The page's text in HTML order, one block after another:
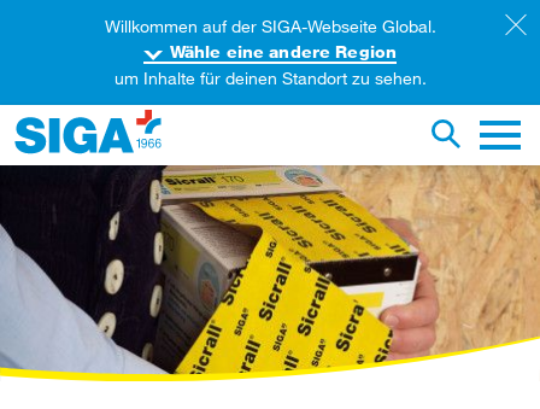
Suche
Webseite durchsuchen
Willkommen auf der SIGA-Webseite Global.
Wähle eine andere Region
um Inhalte für deinen Standort zu sehen.